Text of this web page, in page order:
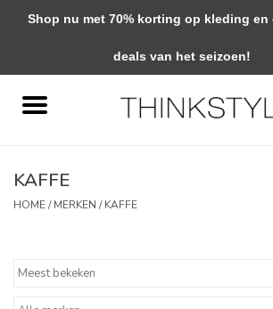
Woondecoratie
KAFFE
HOME/MERKEN /KAFFE
Shop nu met 70% korting op kleding en
deals van het seizoen!